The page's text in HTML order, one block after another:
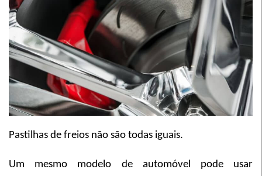
Pastilhas de freios não são todas iguais.
Um mesmo modelo de automóvel pode usar